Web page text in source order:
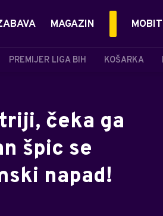
PREMIJER LIGA BIH KOŠARKA
MAGAZIN MOBIT
čeka ga
špic se
napad!